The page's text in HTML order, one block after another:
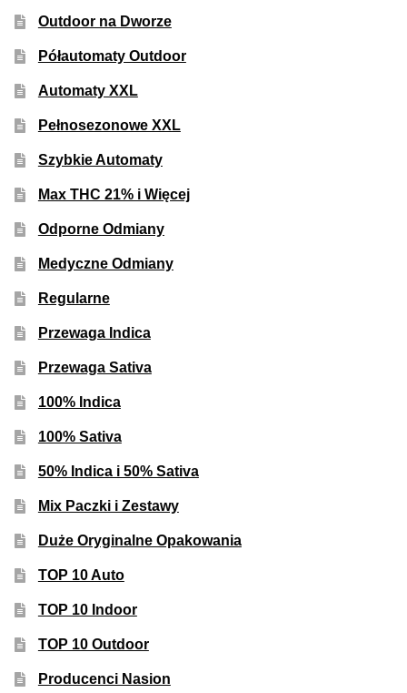
Outdoor na Dworze
Półautomaty Outdoor
Automaty XXL
Pełnosezonowe XXL
Szybkie Automaty
Max THC 21% i Więcej
Odporne Odmiany
Medyczne Odmiany
Regularne
Przewaga Indica
Przewaga Sativa
100% Indica
100% Sativa
50% Indica i 50% Sativa
Mix Paczki i Zestawy
Duże Oryginalne Opakowania
TOP 10 Auto
TOP 10 Indoor
TOP 10 Outdoor
Producenci Nasion